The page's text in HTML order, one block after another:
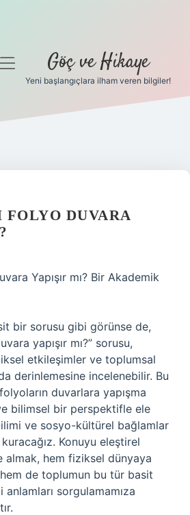
Göç ve Hikaye
Yeni başlangıçlara ilham veren bilgiler!
DUVARA
Yapışır mı? Bir Akademik
bir sorusu gibi görünse de,
yapışır mı?” sorusu,
etkileşimler ve toplumsal
derinlemesine incelenebilir. Bu
duvarlara yapışma
bilimsel bir perspektifle ele
ve sosyo-kültürel bağlamlar
Konuyu eleştirel
almak, hem fiziksel dünyaya
hem de toplumun bu tür basit
sorgulamamıza